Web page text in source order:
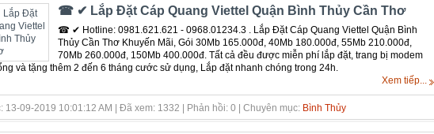
☎ ✔‎ Lắp Đặt Cáp Quang Viettel Quận Bình Thủy Cần Thơ
☎ ✔ Hotline: 0981.621.621 - 0968.01234.3 . Lắp Đặt Cáp Quang Viettel Quận Bình
Thủy Cần Thơ Khuyến Mãi, Gói 30Mb 165.000đ, 40Mb 180.000đ, 55Mb 210.000đ,
70Mb 260.000đ, 150Mb 400.000đ. Tất cả đều được miễn phí lắp đặt, trang bị modem
và tặng thêm 2 đến 6 tháng cước sử dụng, Lắp đặt nhanh chóng trong 24h.
Xem tiếp...
13-09-2019 10:01:12 AM | Đã xem: 1332 | Phản hồi: 0 | Chuyên mục: Bình Thủy